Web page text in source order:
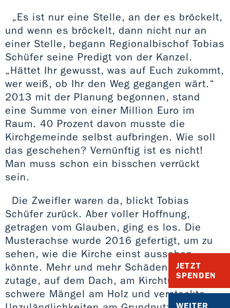
JETZT
SPENDEN
WEITER
„Es ist nur eine Stelle, an der es bröckelt,
und wenn es bröckelt, dann nicht nur an
einer Stelle, begann Regionalbischof Tobias
Schüfer seine Predigt von der Kanzel.
„Hättet Ihr gewusst, was auf Euch zukommt,
wer weiß, ob Ihr den Weg gegangen wärt.“
2013 mit der Planung begonnen, stand
eine Summe von einer Million Euro im
Raum. 40 Prozent davon musste die
Kirchgemeinde selbst aufbringen. Wie soll
das geschehen? Vernünftig ist es nicht!
Man muss schon ein bisschen verrückt
sein.
Die Zweifler waren da, blickt Tobias
Schüfer zurück. Aber voller Hoffnung,
getragen vom Glauben, ging es los. Die
Musterachse wurde 2016 gefertigt, um zu
sehen, wie die Kirche einst aussehen
könnte. Mehr und mehr Schäden traten
zutage, auf dem Dach, am Kirchturm,
schwere Mängel am Holz und versteckte